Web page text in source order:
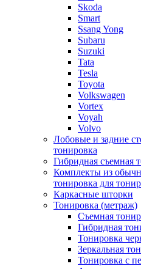
Skoda
Smart
Ssang Yong
Subaru
Suzuki
Tata
Tesla
Toyota
Volkswagen
Vortex
Voyah
Volvo
Лобовые и задние
тонировка
Гибридная съемная
Комплекты из
тонировка для
Каркасные шторки
Тонировка (метраж)
Съемная
Гибридная
Тонировка
Зеркальная
Тонировка с